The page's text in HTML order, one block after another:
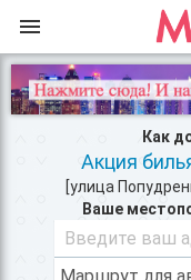
Как
Акция
[улица
Ваше